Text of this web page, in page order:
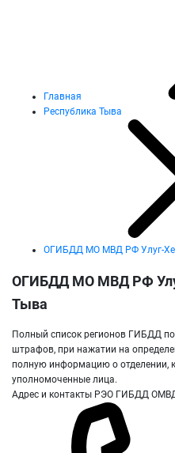
Главная
Республика Тыва
ОГИБДД МО МВД РФ Улуг-
ОГИБДД МО МВД РФ
Тыва
Полный список регионов ГИБДД
штрафов, при нажатии на
полную информацию о отделении,
уполномоченные лица.
Адрес и контакты РЭО ГИБДД